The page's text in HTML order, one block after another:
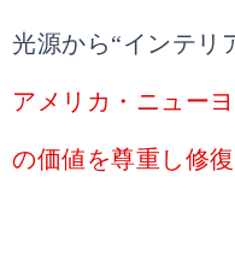
光源から“インテリ
アメリカ・ニュー
の価値を尊重し修